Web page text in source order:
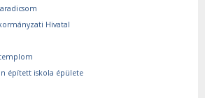
Hivatal
épített iskola épülete